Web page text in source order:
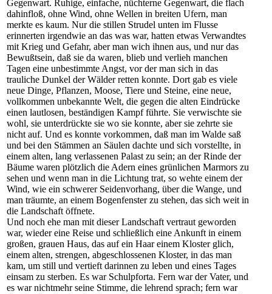
Gegenwart. Ruhige, einfache, nüchterne Gegenwart, die flach
dahinfloß, ohne Wind, ohne Wellen in breiten Ufern, man
merkte es kaum. Nur die stillen Strudel unten im Flusse
erinnerten irgendwie an das was war, hatten etwas Verwandtes
mit Krieg und Gefahr, aber man wich ihnen aus, und nur das
Bewußtsein, daß sie da waren, blieb und verlieh manchen
Tagen eine unbestimmte Angst, vor der man sich in das
trauliche Dunkel der Wälder retten konnte. Dort gab es viele
neue Dinge, Pflanzen, Moose, Tiere und Steine, eine neue,
vollkommen unbekannte Welt, die gegen die alten Eindrücke
einen lautlosen, beständigen Kampf führte. Sie verwischte sie
wohl, sie unterdrückte sie wo sie konnte, aber sie zehrte sie
nicht auf. Und es konnte vorkommen, daß man im Walde saß
und bei den Stämmen an Säulen dachte und sich vorstellte, in
einem alten, lang verlassenen Palast zu sein; an der Rinde der
Bäume waren plötzlich die Adern eines grünlichen Marmors zu
sehen und wenn man in die Lichtung trat, so wehte einem der
Wind, wie ein schwerer Seidenvorhang, über die Wange, und
man träumte, an einem Bogenfenster zu stehen, das sich weit in
die Landschaft öffnete.
Und noch ehe man mit dieser Landschaft vertraut geworden
war, wieder eine Reise und schließlich eine Ankunft in einem
großen, grauen Haus, das auf ein Haar einem Kloster glich,
einem alten, strengen, abgeschlossenen Kloster, in das man
kam, um still und vertieft darinnen zu leben und eines Tages
einsam zu sterben. Es war Schulpforta. Fern war der Vater, und
es war nichtmehr seine Stimme, die lehrend sprach; fern war